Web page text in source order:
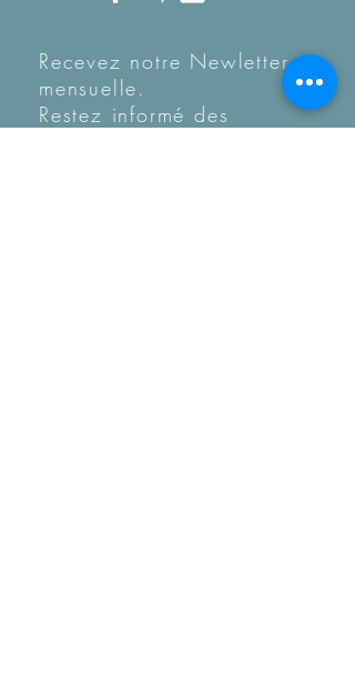
Recevez notre Newletter
mensuelle.
Restez informé des